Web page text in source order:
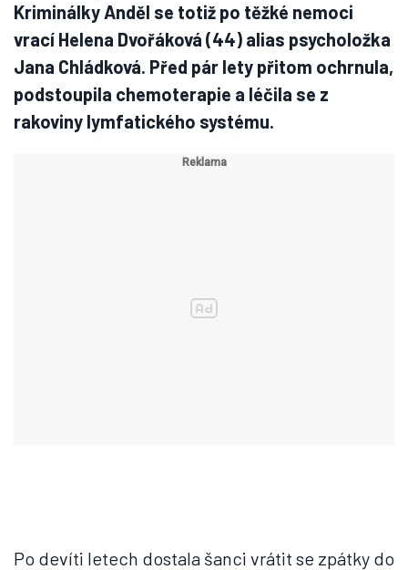
Kriminálky Anděl se totiž po těžké nemoci
vrací Helena Dvořáková (44) alias psycholožka
Jana Chládková. Před pár lety přitom ochrnula,
podstoupila chemoterapie a léčila se z
rakoviny lymfatického systému.
Po devíti letech dostala šanci vrátit se zpátky do